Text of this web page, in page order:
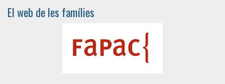
El web de les famílies